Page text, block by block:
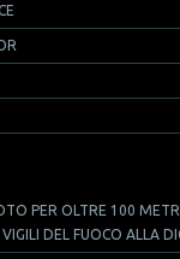
PER OLTRE 100
DEL FUOCO ALLA